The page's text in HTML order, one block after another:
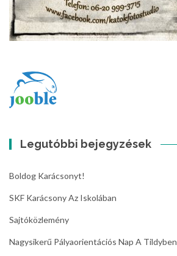
Legutóbbi bejegyzések
Boldog Karácsonyt!
SKF Karácsony Az Iskolában
Sajtóközlemény
Nagysikerű Pályaorientációs Nap A Tildyben